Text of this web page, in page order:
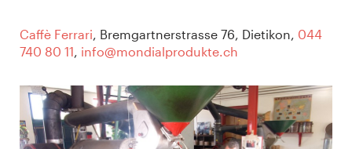
Caffè Ferrari, Bremgartnerstrasse 76, Dietikon, 044
740 80 11, info@mondialprodukte.ch